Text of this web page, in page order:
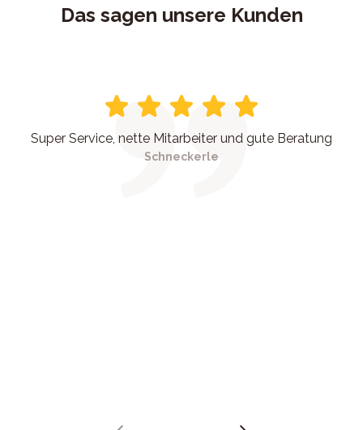
Das sagen unsere Kunden
Super Service, nette Mitarbeiter und gute Beratung
Schneckerle